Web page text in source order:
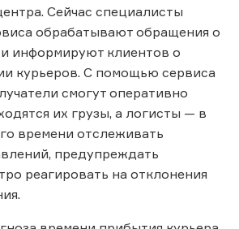
Сейчас специалисты
обрабатывают обращения о
и информируют клиентов о
курьеров. С помощью сервиса
смогут оперативно
их грузы, а логисты — в
времени отслеживать
предупреждать
реагировать на отклонения